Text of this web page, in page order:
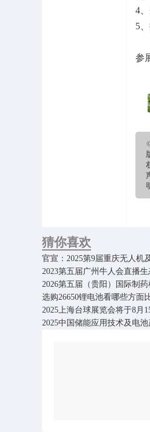
4
5
参
猜你喜欢
官宣：2025第9届重庆无人机
2023第五届广州牛人会直播生
2026第五届（贵阳）国际制
选购26650锂电池看哪些方面
2025上海台球展览会将于8月
2025中国储能应用技术及电